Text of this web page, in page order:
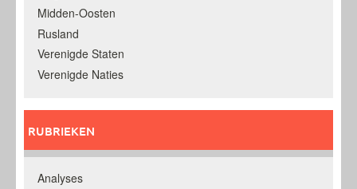
Midden-Oosten
Rusland
Verenigde Staten
Verenigde Naties
RUBRIEKEN
Analyses